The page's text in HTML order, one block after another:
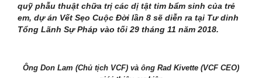
quỹ phẫu thuật chữa trị các dị tật tim bẩm sinh của trẻ
em, dự án Vết Sẹo Cuộc Đời lần 8 sẽ diễn ra tại Tư dinh
Tổng Lãnh Sự Pháp vào tối 29 tháng 11 năm 2018.
Ông Don Lam (Chủ tịch VCF) và ông Rad Kivette (VCF CEO)